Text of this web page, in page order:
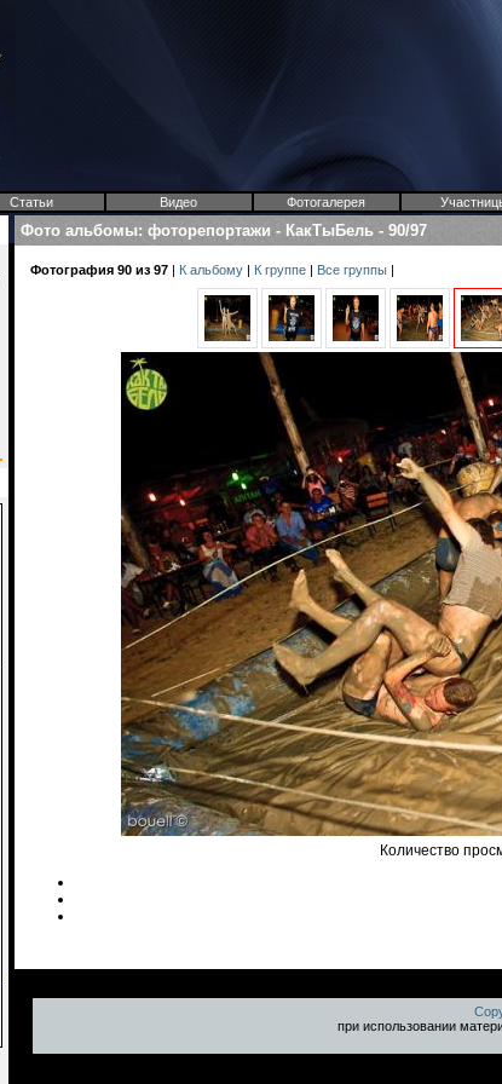
Статьи Видео Фотогалерея
Фото альбомы: фоторепортажи - КакТыБель - 90/97
Фотография 90 из 97 | К альбому | К группе | Все группы |
Количество
при использовании